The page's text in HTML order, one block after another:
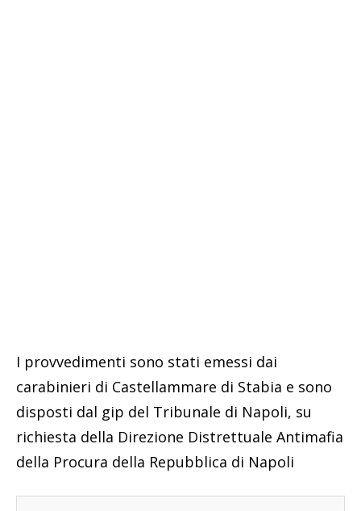
I provvedimenti sono stati emessi dai
carabinieri di Castellammare di Stabia e sono
disposti dal gip del Tribunale di Napoli, su
richiesta della Direzione Distrettuale Antimafia
della Procura della Repubblica di Napoli